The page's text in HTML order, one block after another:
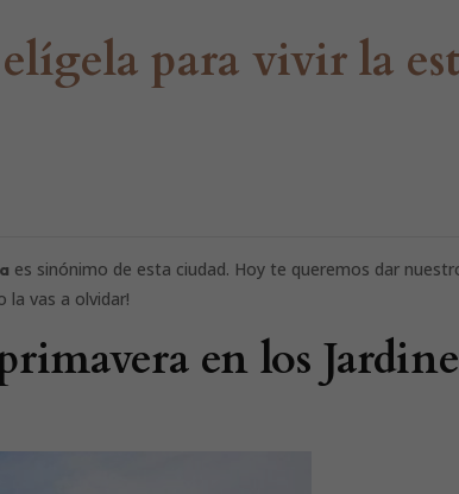
para vivir la
es sinónimo de esta ciudad. Hoy te queremos dar
la vas a olvidar!
en los